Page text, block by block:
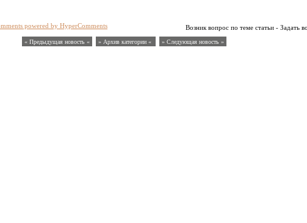
Возник вопрос по теме статьи - Задать
powered by HyperComments
« Предыдущая новость « » Архив категории « » Следующая новость »